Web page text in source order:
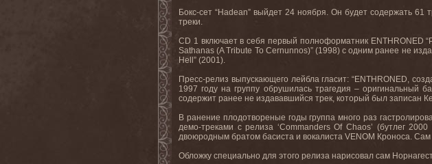
Бокс-сет “Hadean” выйдет 24 ноября. Он будет содержать
треки.
CD 1 включает в себя первый полноформатник ENTHRONED
Sathanas (A Tribute To Cernunnos)” (1998) с одним ранее не
Hell” (2001).
Пресс-релиз выпускающего лейбла гласит: “ENTHRONED,
1997 году на группу обрушилась трагедия – оригинальный
содержит ранее не издававшийся трек, который был записан
В ранение плодотвореные годы группа много раз
демо-треками с релиза ‘Commanders Of Chaos’ (бутлег
двоюродным братом басиста и вокалиста VENOM Кроноса. Сам
Обложку специально для этого релиза нарисовал сам